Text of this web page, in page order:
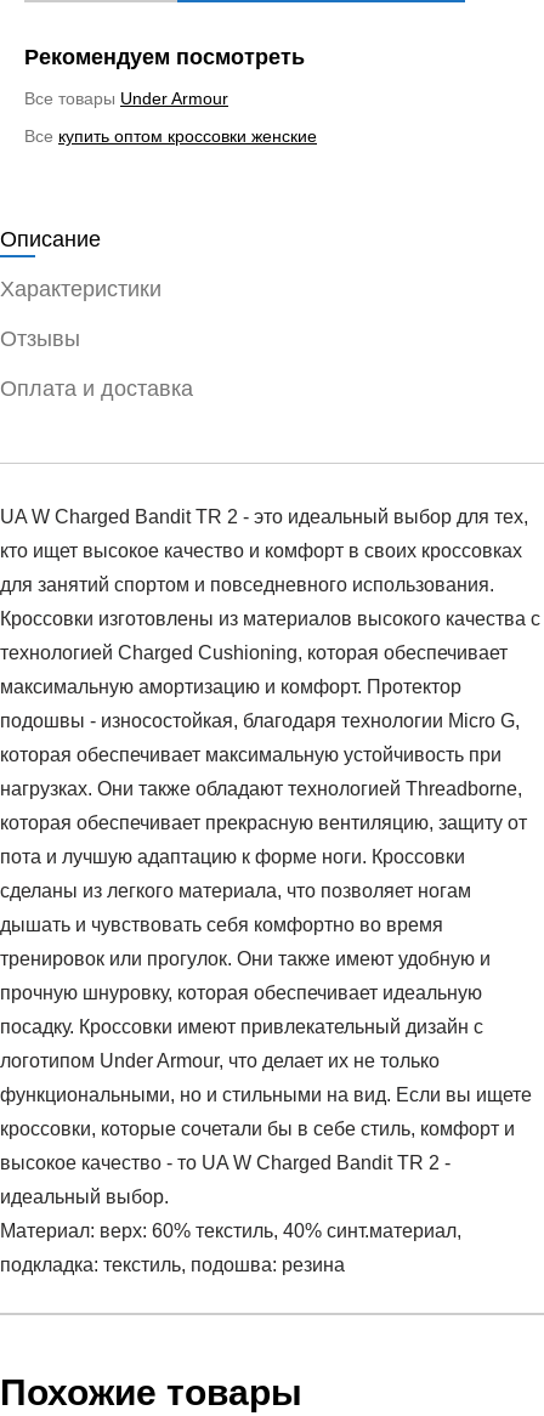
Рекомендуем посмотреть
Все товары Under Armour
Все купить оптом кроссовки женские
Описание
Характеристики
Отзывы
Оплата и доставка
UA W Charged Bandit TR 2 - это идеальный выбор для тех,
кто ищет высокое качество и комфорт в своих кроссовках
для занятий спортом и повседневного использования.
Кроссовки изготовлены из материалов высокого качества с
технологией Charged Cushioning, которая обеспечивает
максимальную амортизацию и комфорт. Протектор
подошвы - износостойкая, благодаря технологии Micro G,
которая обеспечивает максимальную устойчивость при
нагрузках. Они также обладают технологией Threadborne,
которая обеспечивает прекрасную вентиляцию, защиту от
пота и лучшую адаптацию к форме ноги. Кроссовки
сделаны из легкого материала, что позволяет ногам
дышать и чувствовать себя комфортно во время
тренировок или прогулок. Они также имеют удобную и
прочную шнуровку, которая обеспечивает идеальную
посадку. Кроссовки имеют привлекательный дизайн с
логотипом Under Armour, что делает их не только
функциональными, но и стильными на вид. Если вы ищете
кроссовки, которые сочетали бы в себе стиль, комфорт и
высокое качество - то UA W Charged Bandit TR 2 -
идеальный выбор.
Материал: верх: 60% текстиль, 40% синт.материал,
подкладка: текстиль, подошва: резина
Bandit TR 2
Инструкция по оплате есть в самом конце счета, который
Похожие товары